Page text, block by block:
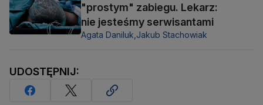
"prostym" zabiegu. Lekarz:
nie jesteśmy serwisantami
Agata Daniluk, Jakub Stachowiak
UDOSTĘPNIJ: